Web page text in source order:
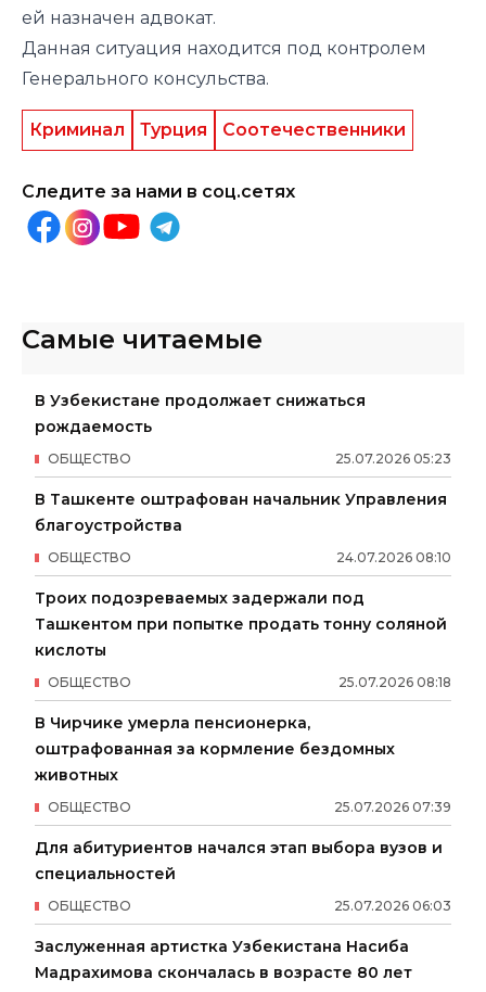
ей назначен адвокат.
Данная ситуация находится под контролем
Генерального консульства.
Криминал Турция Соотечественники
Следите за нами в соц.сетях
Самые читаемые
В Узбекистане продолжает снижаться
рождаемость
25.07.2026 05:23
ОБЩЕСТВО
В Ташкенте оштрафован начальник Управления
благоустройства
24.07.2026 08:10
ОБЩЕСТВО
Троих подозреваемых задержали под
Ташкентом при попытке продать тонну соляной
кислоты
25.07.2026 08:18
ОБЩЕСТВО
В Чирчике умерла пенсионерка,
оштрафованная за кормление бездомных
животных
25.07.2026 07:39
ОБЩЕСТВО
Для абитуриентов начался этап выбора вузов и
специальностей
25.07.2026 06:03
ОБЩЕСТВО
Заслуженная артистка Узбекистана Насиба
Мадрахимова скончалась в возрасте 80 лет